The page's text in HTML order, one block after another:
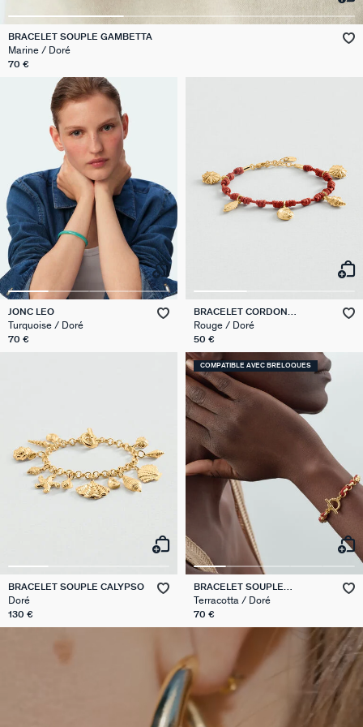
VICTOIRE
GÉNÉRATION AGATHA
SUR LA PEAU
BRACELET SOUPLE GAMBETTA
Marine / Doré
70 €
JONC LEO
Turquoise / Doré
70 €
BRACELET CORDON
CALYPSO
Rouge / Doré
50 €
BRACELET SOUPLE CALYPSO
Doré
130 €
COMPATIBLE AVEC BRELOQUES
BRACELET SOUPLE
GAMBETTA
Terracotta / Doré
70 €